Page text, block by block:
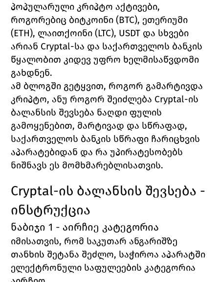
პოპულარული კრიპტო აქტივები,
როგორებიც ბიტკოინი (BTC), ეთერიუმი
(ETH), ლაითქოინი (LTC), USDT და სხვები
არიან Cryptal-სა და საქართველოს ბანკის
წყალობით კიდევ უფრო ხელმისაწვდომი
გახდნენ.
ამ ბლოგში გეტყვით, როგორ გამარტივდა
კრიპტო, ანუ როგორ შეიძლება Cryptal-ის
ბალანსის შევსება ნაღდი ფულის
გამოყენებით, მარტივად და სწრაფად,
საქართველოს ბანკის სწრაფი ჩარიცხვის
აპარატებიდან და რა უპირატესობებს
ნიშნავს ეს მომხმარებლისათვის.
Cryptal-ის ბალანსის შევსება -
ინსტრუქცია
ნაბიჯი 1 - აირჩიე კატეგორია
იმისათვის, რომ საკუთარ ანგარიშზე
ელექტრონული საფულეების კატეგორია